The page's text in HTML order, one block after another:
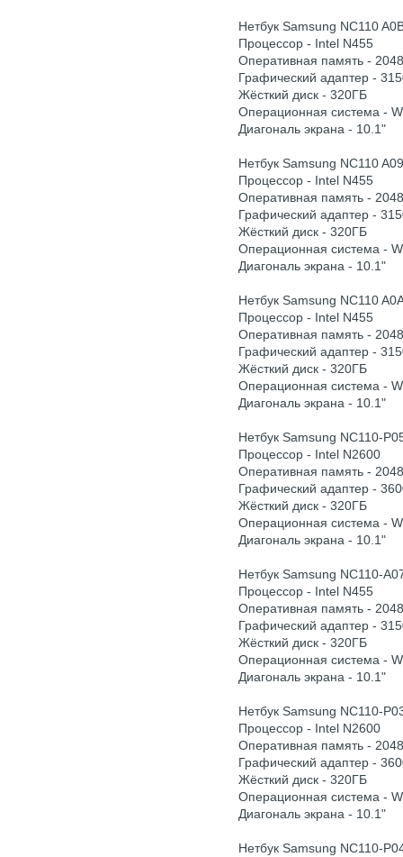
Нетбук Samsung NC110
Процессор - Intel N455
Оперативная память -
Графический адаптер -
Жёсткий диск - 320ГБ
Операционная система -
Диагональ экрана - 10.1"
Нетбук Samsung NC110 A09
Процессор - Intel N455
Оперативная память -
Графический адаптер -
Жёсткий диск - 320ГБ
Операционная система -
Диагональ экрана - 10.1"
Нетбук Samsung NC110
Процессор - Intel N455
Оперативная память -
Графический адаптер -
Жёсткий диск - 320ГБ
Операционная система -
Диагональ экрана - 10.1"
Нетбук Samsung NC110-
Процессор - Intel N2600
Оперативная память -
Графический адаптер -
Жёсткий диск - 320ГБ
Операционная система -
Диагональ экрана - 10.1"
Нетбук Samsung NC110-
Процессор - Intel N455
Оперативная память -
Графический адаптер -
Жёсткий диск - 320ГБ
Операционная система -
Диагональ экрана - 10.1"
Нетбук Samsung NC110-
Процессор - Intel N2600
Оперативная память -
Графический адаптер -
Жёсткий диск - 320ГБ
Операционная система -
Диагональ экрана - 10.1"
Нетбук Samsung NC110-